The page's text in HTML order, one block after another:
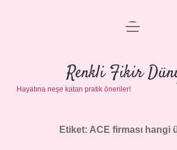
Anasayfa
Gizlilik Politikası
Yasal Uyarı
menüyü
Renkli Fikir
Hayatına neşe katan pratik öneriler!
Etiket: ACE firması hangi